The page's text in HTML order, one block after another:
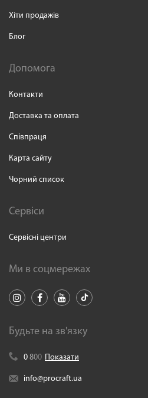
Хіти продажів
Блог
Допомога
Контакти
Доставка та оплата
Співпраця
Карта сайту
Чорний список
Сервіси
Сервісні центри
Ми в соцмережах
Будьте на зв'язку
0 800 Показати
info@procraft.ua